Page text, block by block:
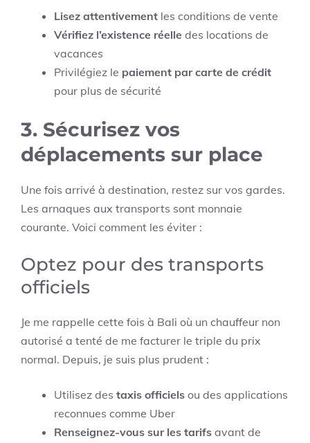
Lisez attentivement les conditions de vente
Vérifiez l’existence réelle des locations de
vacances
Privilégiez le paiement par carte de crédit
pour plus de sécurité
3. Sécurisez vos
déplacements sur place
Une fois arrivé à destination, restez sur vos gardes.
Les arnaques aux transports sont monnaie
courante. Voici comment les éviter :
Optez pour des transports
officiels
Je me rappelle cette fois à Bali où un chauffeur non
autorisé a tenté de me facturer le triple du prix
normal. Depuis, je suis plus prudent :
Utilisez des taxis officiels ou des applications
reconnues comme Uber
Renseignez-vous sur les tarifs avant de